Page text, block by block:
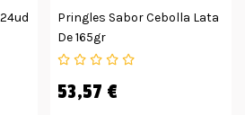
Pringles Sabor Cebolla Lata
De 165gr
53,57 €